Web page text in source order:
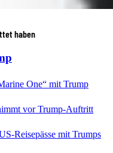
haben
One“ mit Trump
vor Trump-Auftritt
Reisepässe mit Trumps